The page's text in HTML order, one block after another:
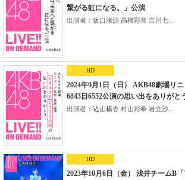
繋がる虹になる。」公演
出演者：坂口渚沙 高橋彩音 吉川七...
HD
2024年9月1日（日） AKB48劇場リ
6843日6552公演の思い出をありがと
出演者：込山榛香 村山彩希 岩立沙...
HD
2023年10月6日（金） 浅井チームB